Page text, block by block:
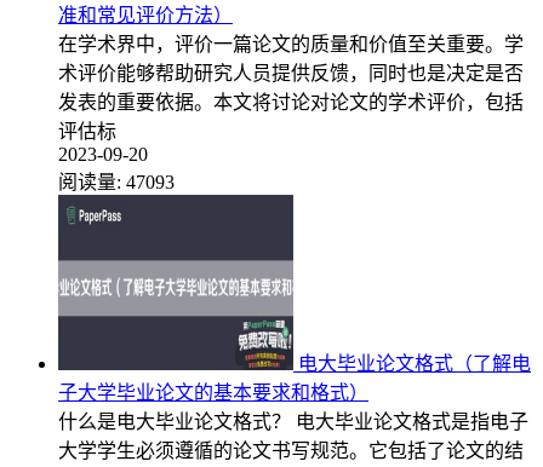
准和常见评价方法）
在学术界中，评价一篇论文的质量和价值至关重要。学
术评价能够帮助研究人员提供反馈，同时也是决定是否
发表的重要依据。本文将讨论对论文的学术评价，包括
评估标
2023-09-20
阅读量: 47093
电大毕业论文格式（了解电
子大学毕业论文的基本要求和格式）
什么是电大毕业论文格式？ 电大毕业论文格式是指电子
大学学生必须遵循的论文书写规范。它包括了论文的结